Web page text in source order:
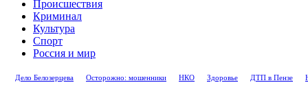
Происшествия
Криминал
Культура
Спорт
Россия и мир
Дело Белозерцева Осторожно: мошенники НКО Здоровье ДТП в Пензе